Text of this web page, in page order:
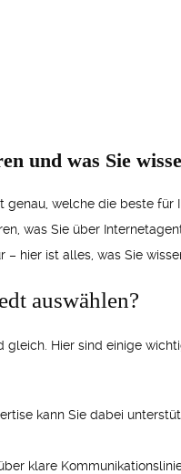
und was Sie
welche die beste
was Sie über
hier ist alles, was Sie
auswählen?
Hier sind einige
kann Sie dabei
klare